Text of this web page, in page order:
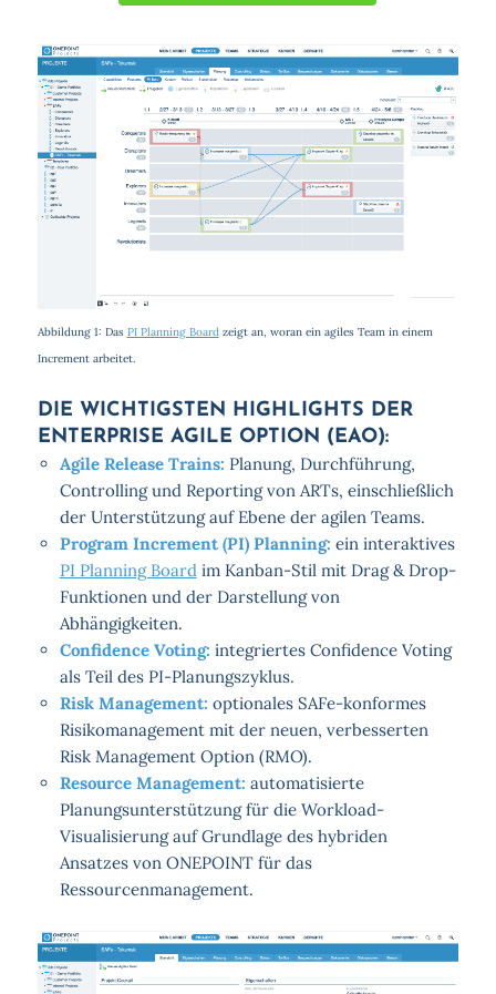
Abbildung 1: Das PI Planning Board zeigt an, woran ein agiles Team in einem
Increment arbeitet.
DIE WICHTIGSTEN HIGHLIGHTS DER
ENTERPRISE AGILE OPTION (EAO):
Agile Release Trains: Planung, Durchführung,
Controlling und Reporting von ARTs, einschließlich
der Unterstützung auf Ebene der agilen Teams.
Program Increment (PI) Planning: ein interaktives
PI Planning Board im Kanban-Stil mit Drag & Drop-
Funktionen und der Darstellung von
Abhängigkeiten.
Confidence Voting: integriertes Confidence Voting
als Teil des PI-Planungszyklus.
Risk Management: optionales SAFe-konformes
Risikomanagement mit der neuen, verbesserten
Risk Management Option (RMO).
Resource Management: automatisierte
Planungsunterstützung für die Workload-
Visualisierung auf Grundlage des hybriden
Ansatzes von ONEPOINT für das
Ressourcenmanagement.